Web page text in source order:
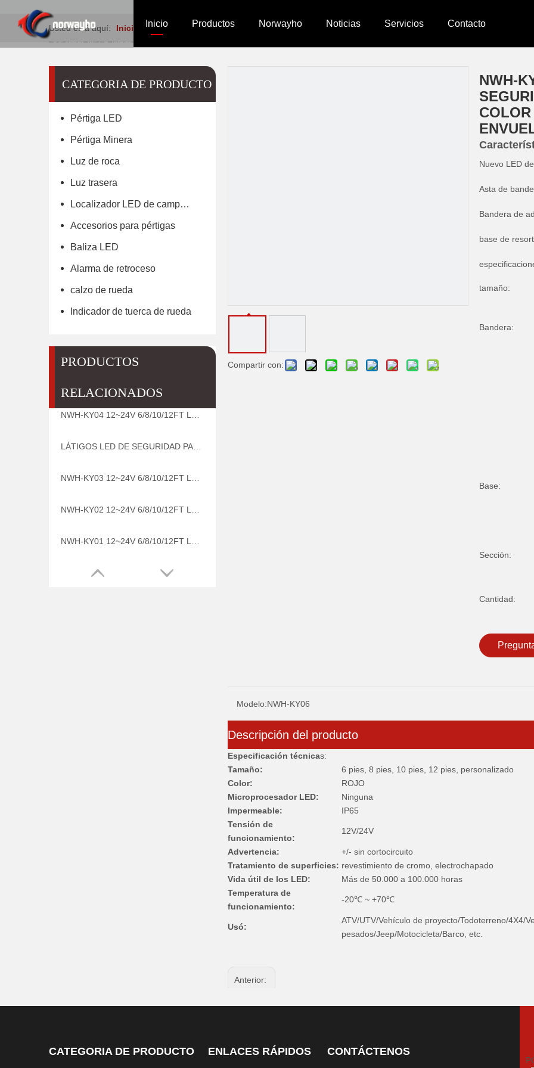
Inicio Productos
Pértiga LED
Norwayho Noticias Servicios Contacto
Usted está aquí: Inicio » Productos » Pértiga Minera » Pértiga Minera LED
NWH-KY06 PÉRTIGAS LED DE
TOTALMENTE ENVUELTOS
CATEGORIA DE PRODUCTO
Pértiga LED
Pértiga Minera
Luz de roca
Luz trasera
Localizador LED de campamento
Accesorios para pértigas
Baliza LED
Alarma de retroceso
calzo de rueda
Indicador de tuerca de rueda
PRODUCTOS
RELACIONADOS
Compartir con:
NWH-
Nuevo LED
Asta de
Bandera de
base de
tamaño:
Bandera:
Base:
Sección:
Cantidad:
Modelo:NWH-KY06
Descripción del producto
Especificación técnicas:
Tamaño:
6 pies, 8 pies, 10 pies, 12 pies, personalizado
Color:
ROJO
Microprocesador LED:
Ninguna
Impermeable:
IP65
Tensión de
funcionamiento:
12V/24V
Advertencia:
+/- sin cortocircuito
Tratamiento de superficies: revestimiento de cromo, electrochapado
Vida útil de los LED:
Más de 50.000 a 100.000 horas
Temperatura de
funcionamiento:
-20℃ ~ +70℃
Usó:
ATV/UTV/Vehículo de proyecto/Todoterreno/4X4/
pesados/Jeep/Motocicleta/Barco, etc.
Anterior:
LED BRILLANTES
CATEGORIA DE PRODUCTO ENLACES RÁPIDOS CONTÁCTENOS